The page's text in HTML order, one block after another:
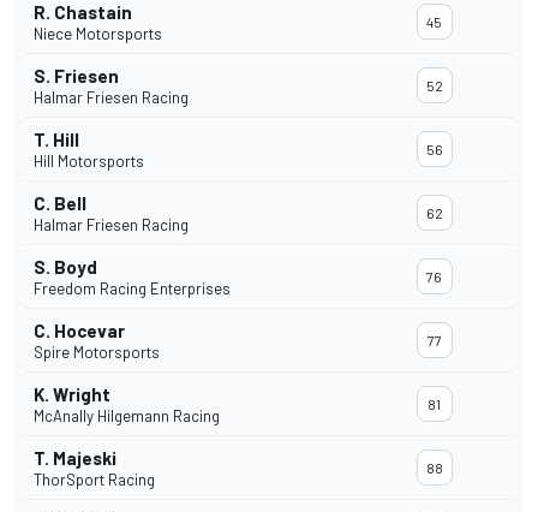
R. Chastain
Niece Motorsports
45
S. Friesen
Halmar Friesen Racing
52
T. Hill
Hill Motorsports
56
C. Bell
Halmar Friesen Racing
62
S. Boyd
Freedom Racing Enterprises
76
C. Hocevar
Spire Motorsports
77
K. Wright
McAnally Hilgemann Racing
81
T. Majeski
ThorSport Racing
88